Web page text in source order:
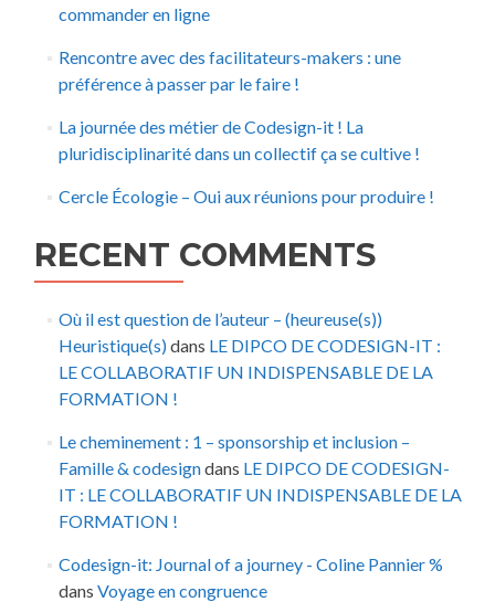
commander en ligne
Rencontre avec des facilitateurs-makers : une
préférence à passer par le faire !
La journée des métier de Codesign-it ! La
pluridisciplinarité dans un collectif ça se cultive !
Cercle Écologie – Oui aux réunions pour produire !
RECENT COMMENTS
Où il est question de l’auteur – (heureuse(s))
Heuristique(s)dans LE DIPCO DE CODESIGN-IT :
LE COLLABORATIF UN INDISPENSABLE DE LA
FORMATION !
Le cheminement : 1 – sponsorship et inclusion –
Famille & codesigndans LE DIPCO DE CODESIGN-
IT : LE COLLABORATIF UN INDISPENSABLE DE LA
FORMATION !
Codesign-it: Journal of a journey - Coline Pannier %
dans Voyage en congruence